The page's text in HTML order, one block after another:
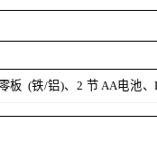
板 (铁/铝)、2 节 AA 电池、